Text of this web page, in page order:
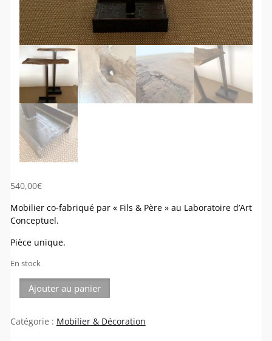
540,00€
Mobilier co-fabriqué par « Fils & Père » au Laboratoire d’Art
Conceptuel.
Pièce unique.
En stock
quantité
de
de
Ajouter au panier
Catégorie : Mobilier & Décoration